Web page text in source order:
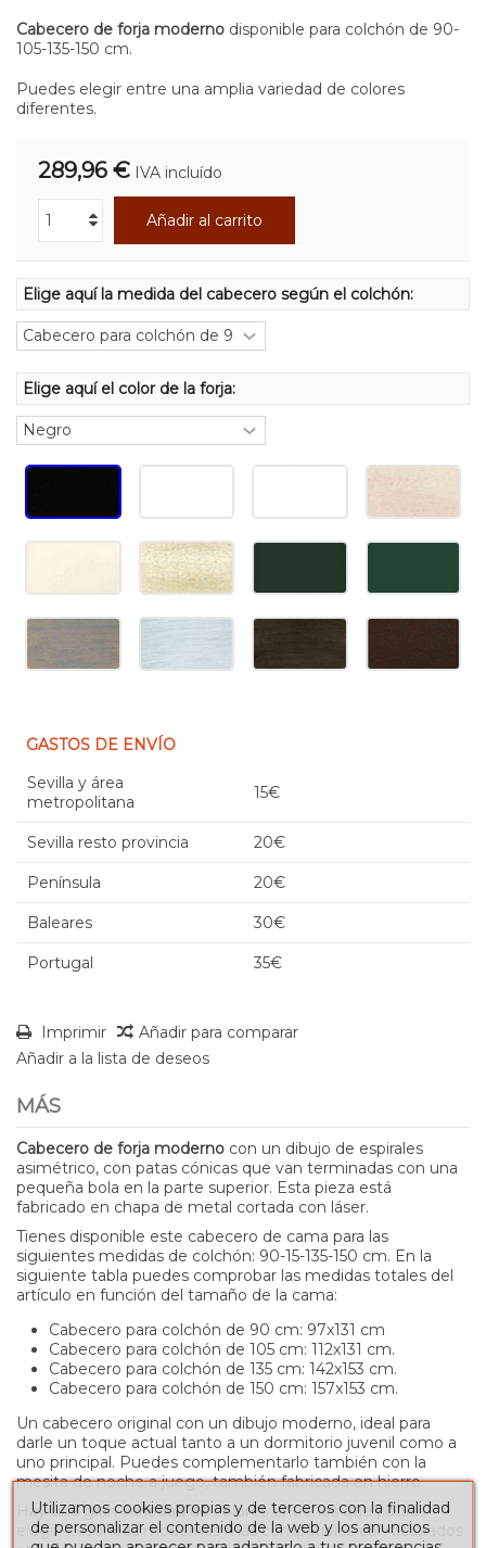
Cabecero de forja moderno disponible para colchón de 90-
105-135-150 cm.
Puedes elegir entre una amplia variedad de colores
diferentes.
289,96 € IVA incluído
Añadir al carrito
Elige aquí la medida del cabecero según el colchón:
Elige aquí el color de la forja:
GASTOS DE ENVÍO
Sevilla y área
metropolitana
15€
Sevilla resto provincia 20€
Península 20€
Baleares 30€
Portugal 35€
Imprimir
Añadir para comparar
Añadir a la lista de deseos
MÁS
Cabecero de forja moderno con un dibujo de espirales
asimétrico, con patas cónicas que van terminadas con una
pequeña bola en la parte superior. Esta pieza está
fabricado en chapa de metal cortada con láser.
Tienes disponible este cabecero de cama para las
siguientes medidas de colchón: 90-15-135-150 cm. En la
siguiente tabla puedes comprobar las medidas totales del
artículo en función del tamaño de la cama:
Cabecero para colchón de 90 cm: 97x131 cm
Cabecero para colchón de 105 cm: 112x131 cm.
Cabecero para colchón de 135 cm: 142x153 cm.
Cabecero para colchón de 150 cm: 157x153 cm.
Un cabecero original con un dibujo moderno, ideal para
darle un toque actual tanto a un dormitorio juvenil como a
uno principal. Puedes complementarlo también con la
mesita de noche a juego, también fabricada en hierro.
Hay una gran variedad de colores entre los que podrás
elegir. Las líneas modernas más compatibles con acabados
Utilizamos cookies propias y de terceros con la finalidad
de personalizar el contenido de la web y los anuncios